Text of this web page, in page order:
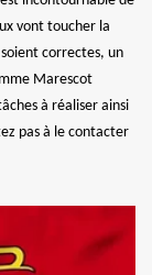
vont toucher la
correctes, un
Marescot
à réaliser ainsi
pas à le contacter